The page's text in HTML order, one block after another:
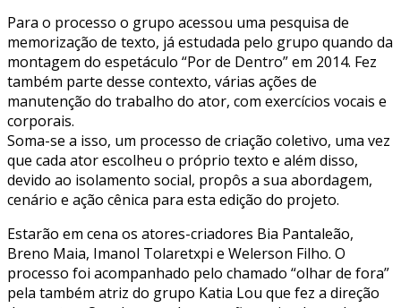
Para o processo o grupo acessou uma pesquisa de
memorização de texto, já estudada pelo grupo quando da
montagem do espetáculo “Por de Dentro” em 2014. Fez
também parte desse contexto, várias ações de
manutenção do trabalho do ator, com exercícios vocais e
corporais.
Soma-se a isso, um processo de criação coletivo, uma vez
que cada ator escolheu o próprio texto e além disso,
devido ao isolamento social, propôs a sua abordagem,
cenário e ação cênica para esta edição do projeto.
Estarão em cena os atores-criadores Bia Pantaleão,
Breno Maia, Imanol Tolaretxpi e Welerson Filho. O
processo foi acompanhado pelo chamado “olhar de fora”
pela também atriz do grupo Katia Lou que fez a direção